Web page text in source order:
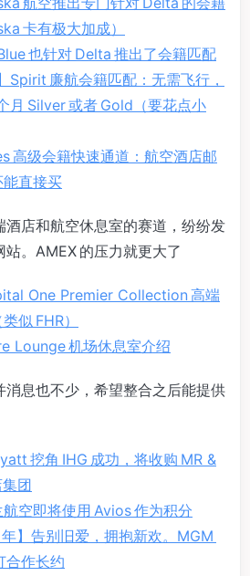
卡有极大加成）
也针对 Delta 推出了会籍匹配
Spirit 廉航会籍匹配：无需飞行，
月 Silver 或者 Gold（要花点小
高级会籍快速通道：航空酒店邮
直接买
酒店和航空休息室的赛道，纷纷发
。AMEX 的压力就更大了
One Premier Collection 高端
似 FHR）
Lounge 机场休息室介绍
消息也不少，希望整合之后能提供
挖角 IHG 成功，将收购 MR &
团
空即将使用 Avios 作为积分
年】告别旧爱，拥抱新欢。MGM
合作长约